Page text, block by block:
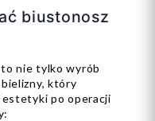
biustonosz
to nie tylko wyrób
który
estetyki po operacji